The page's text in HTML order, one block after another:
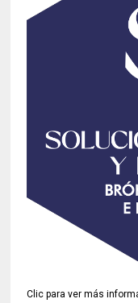
Clic para ver más